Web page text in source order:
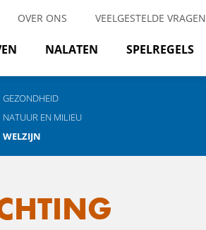
OVER ONS VEELGESTELDE VRAGEN
NALATEN SPELREGELS
GEZONDHEID
NATUUR EN MILIEU
WELZIJN